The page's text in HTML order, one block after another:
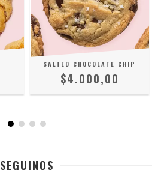
SALTED CHOCOLATE CHIP
$4.000,00
SEGUINOS